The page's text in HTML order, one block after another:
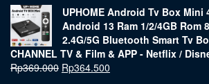
UPHOME Android Tv Box Mini
Android 13 Ram 1/2/4GB Rom
2.4G/5G Bluetooth Smart Tv
CHANNEL TV & Film & APP - Netflix /
Rp369.000 Rp364.500